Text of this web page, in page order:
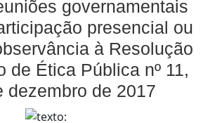
governamentais
presencial ou
à Resolução
de Ética Pública nº 11,
dezembro de 2017